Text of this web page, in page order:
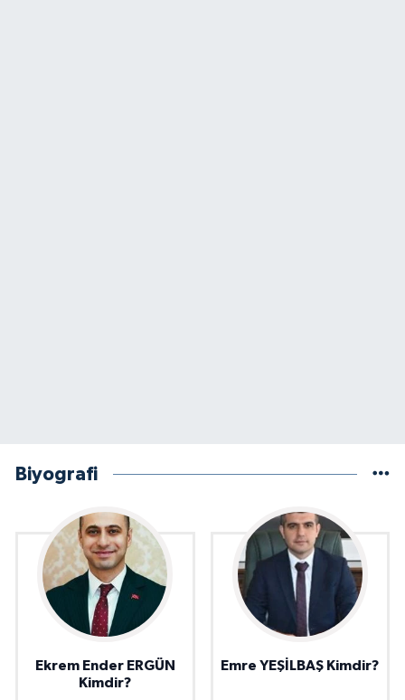
Biyografi
Ekrem Ender ERGÜN
Kimdir?
Emre YEŞİLBAŞ Kimdir?